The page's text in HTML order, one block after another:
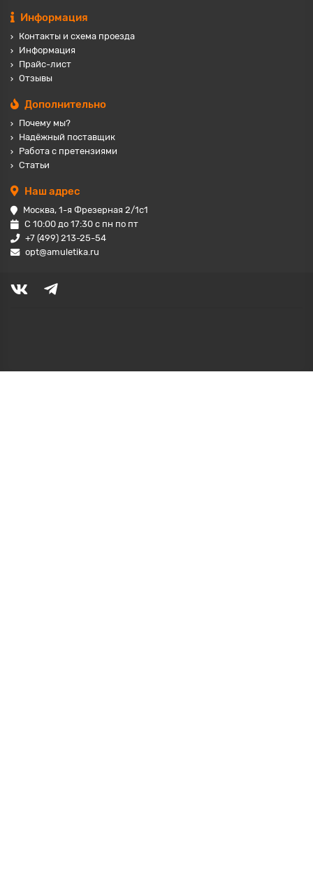
Информация
Контакты и схема проезда
Информация
Прайс-лист
Отзывы
Дополнительно
Почему мы?
Надёжный поставщик
Работа с претензиями
Статьи
Наш адрес
Москва, 1-я Фрезерная 2/1с1
С 10:00 до 17:30 с пн по пт
+7 (499) 213-25-54
opt@amuletika.ru